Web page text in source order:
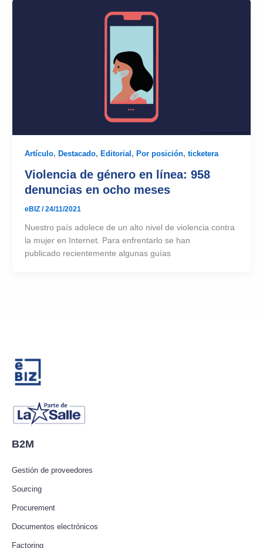
Artículo, Destacado, Editorial, Por posición, ticketera
Violencia de género en línea: 958
denuncias en ocho meses
eBIZ /24/11/2021
Nuestro país adolece de un alto nivel de violencia contra
la mujer en Internet. Para enfrentarlo se han
publicado recientemente algunas guías
B2M
Gestión de proveedores
Sourcing
Procurement
Documentos electrónicos
Factoring